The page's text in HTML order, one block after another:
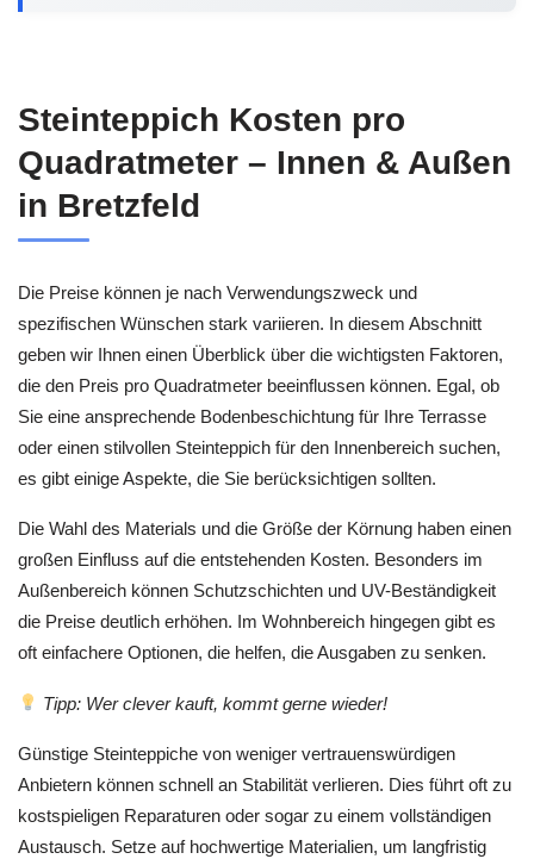
Steinteppich Kosten pro
Quadratmeter – Innen & Außen
in Bretzfeld
Die Preise können je nach Verwendungszweck und
spezifischen Wünschen stark variieren. In diesem Abschnitt
geben wir Ihnen einen Überblick über die wichtigsten Faktoren,
die den Preis pro Quadratmeter beeinflussen können. Egal, ob
Sie eine ansprechende Bodenbeschichtung für Ihre Terrasse
oder einen stilvollen Steinteppich für den Innenbereich suchen,
es gibt einige Aspekte, die Sie berücksichtigen sollten.
Die Wahl des Materials und die Größe der Körnung haben einen
großen Einfluss auf die entstehenden Kosten. Besonders im
Außenbereich können Schutzschichten und UV-Beständigkeit
die Preise deutlich erhöhen. Im Wohnbereich hingegen gibt es
oft einfachere Optionen, die helfen, die Ausgaben zu senken.
Tipp: Wer clever kauft, kommt gerne wieder!
Günstige Steinteppiche von weniger vertrauenswürdigen
Anbietern können schnell an Stabilität verlieren. Dies führt oft zu
kostspieligen Reparaturen oder sogar zu einem vollständigen
Austausch. Setze auf hochwertige Materialien, um langfristig